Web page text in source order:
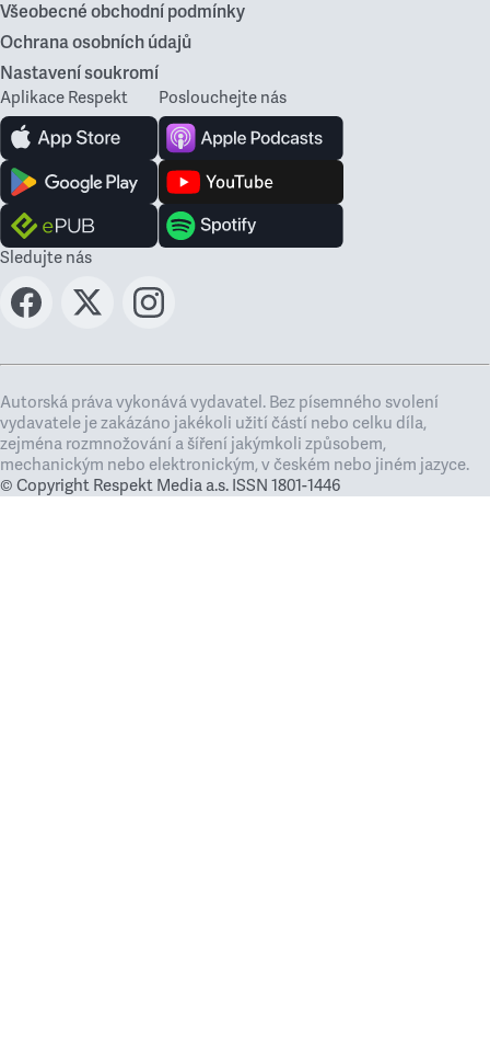
Všeobecné obchodní podmínky
Ochrana osobních údajů
Nastavení soukromí
Aplikace Respekt Poslouchejte nás
Sledujte nás
Autorská práva vykonává vydavatel. Bez písemného svolení
vydavatele je zakázáno jakékoli užití částí nebo celku díla,
zejména rozmnožování a šíření jakýmkoli způsobem,
mechanickým nebo elektronickým, v českém nebo jiném jazyce.
© Copyright Respekt Media a.s. ISSN 1801-1446